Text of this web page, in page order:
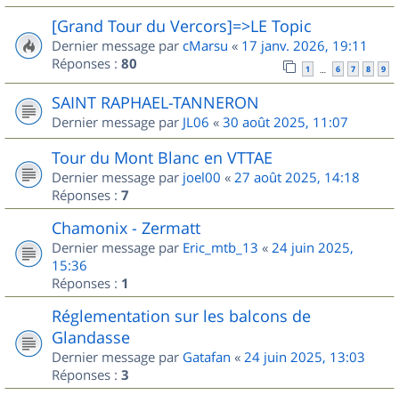
[Grand Tour du Vercors]=>LE Topic
Dernier message par cMarsu « 17 janv. 2026, 19:11
Réponses : 80 1 … 6 7 8 9
SAINT RAPHAEL-TANNERON
Dernier message par JL06 « 30 août 2025, 11:07
Tour du Mont Blanc en VTTAE
Dernier message par joel00 « 27 août 2025, 14:18
Réponses : 7
Chamonix - Zermatt
Dernier message par Eric_mtb_13 « 24 juin 2025,
15:36
Réponses : 1
Réglementation sur les balcons de
Glandasse
Dernier message par Gatafan « 24 juin 2025, 13:03
Réponses : 3